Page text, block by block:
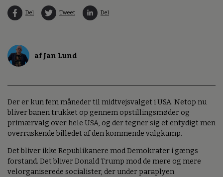
Del Tweet Del
af Jan Lund
Der er kun fem måneder til midtvejsvalget i USA. Netop nu
bliver banen trukket op gennem opstillingsmøder og
primærvalg over hele USA, og der tegner sig et entydigt men
overraskende billedet af den kommende valgkamp.
Det bliver ikke Republikanere mod Demokrater i gængs
forstand. Det bliver Donald Trump mod de mere og mere
velorganiserede socialister, der under paraplyen